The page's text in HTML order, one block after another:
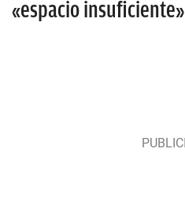
«espacio insuficiente»